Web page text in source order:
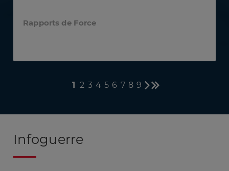
Rapports de Force
Page
1 Page
2 Page
3 Page
4 Page
5 Page
6 Page
7 Page
8 Page
9
PageDernière
Infoguerre